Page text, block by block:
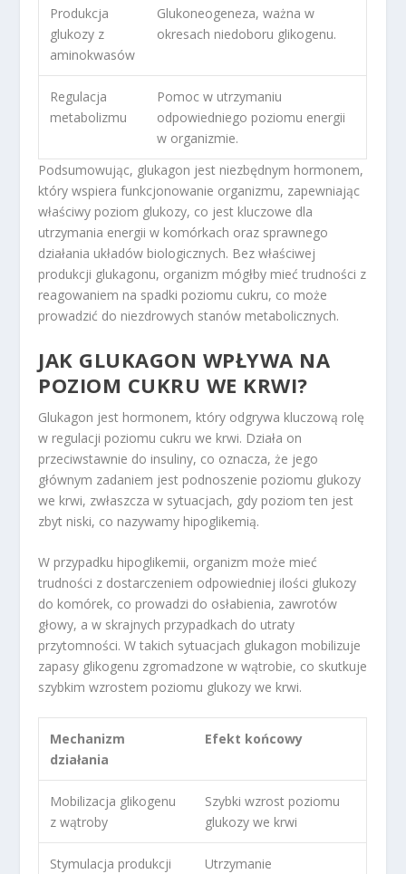
Produkcja
glukozy z
aminokwasów
Glukoneogeneza, ważna w
okresach niedoboru glikogenu.
Regulacja
metabolizmu
Pomoc w utrzymaniu
odpowiedniego poziomu energii
w organizmie.
Podsumowując, glukagon jest niezbędnym hormonem,
który wspiera funkcjonowanie organizmu, zapewniając
właściwy poziom glukozy, co jest kluczowe dla
utrzymania energii w komórkach oraz sprawnego
działania układów biologicznych. Bez właściwej
produkcji glukagonu, organizm mógłby mieć trudności z
reagowaniem na spadki poziomu cukru, co może
prowadzić do niezdrowych stanów metabolicznych.
JAK GLUKAGON WPŁYWA NA
POZIOM CUKRU WE KRWI?
Glukagon jest hormonem, który odgrywa kluczową rolę
w regulacji poziomu cukru we krwi. Działa on
przeciwstawnie do insuliny, co oznacza, że jego
głównym zadaniem jest podnoszenie poziomu glukozy
we krwi, zwłaszcza w sytuacjach, gdy poziom ten jest
zbyt niski, co nazywamy hipoglikemią.
W przypadku hipoglikemii, organizm może mieć
trudności z dostarczeniem odpowiedniej ilości glukozy
do komórek, co prowadzi do osłabienia, zawrotów
głowy, a w skrajnych przypadkach do utraty
przytomności. W takich sytuacjach glukagon mobilizuje
zapasy glikogenu zgromadzone w wątrobie, co skutkuje
szybkim wzrostem poziomu glukozy we krwi.
Mechanizm
działania
Efekt końcowy
Mobilizacja glikogenu
z wątroby
Szybki wzrost poziomu
glukozy we krwi
Stymulacja produkcji
Utrzymanie